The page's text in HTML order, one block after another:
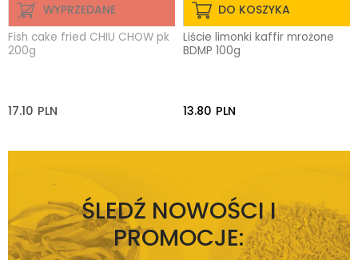
WYPRZEDANE
Fish cake fried CHIU CHOW pk
200g
17.10 PLN
DO KOSZYKA
Liście limonki kaffir mrożone
BDMP 100g
13.80 PLN
ŚLEDŹ NOWOŚCI I
PROMOCJE: